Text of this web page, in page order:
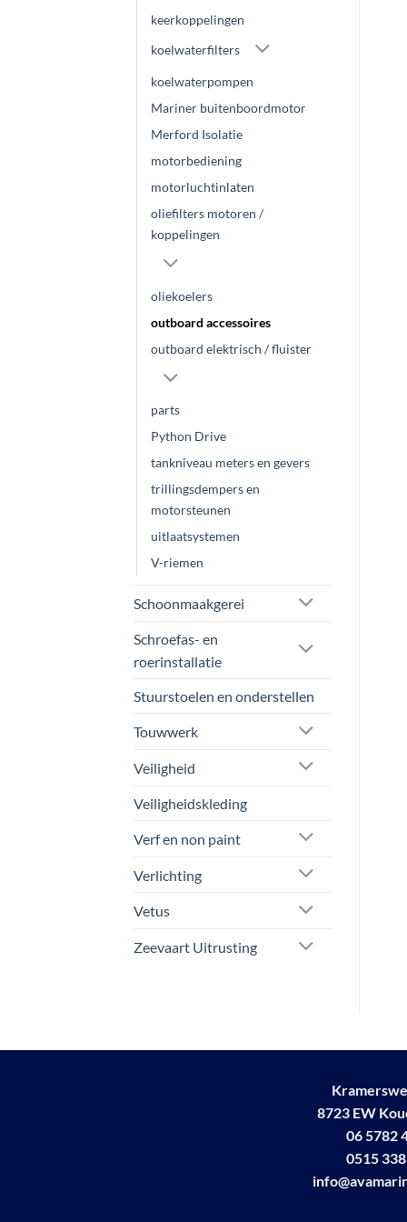
keerkoppelingen
koelwaterfilters
koelwaterpompen
Mariner buitenboordmotor
Merford Isolatie
motorbediening
motorluchtinlaten
oliefilters motoren /
koppelingen
oliekoelers
outboard accessoires
outboard elektrisch / fluister
parts
Python Drive
tankniveau meters en gevers
trillingsdempers en
motorsteunen
uitlaatsystemen
V-riemen
Schoonmaakgerei
Schroefas- en
roerinstallatie
Stuurstoelen en onderstellen
Touwwerk
Veiligheid
Veiligheidskleding
Verf en non paint
Verlichting
Vetus
Zeevaart Uitrusting
8723 EW
06 5782
0515